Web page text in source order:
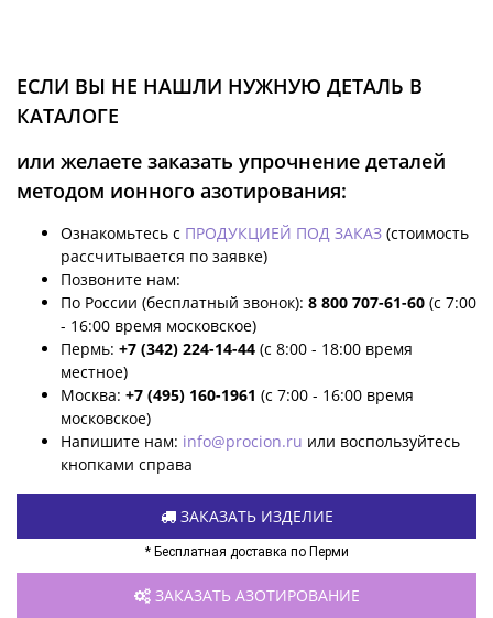
ЕСЛИ ВЫ НЕ НАШЛИ НУЖНУЮ ДЕТАЛЬ В
КАТАЛОГЕ
или желаете заказать упрочнение деталей
методом ионного азотирования:
Ознакомьтесь с ПРОДУКЦИЕЙ ПОД ЗАКАЗ (стоимость
рассчитывается по заявке)
Позвоните нам:
По России (бесплатный звонок): 8 800 707-61-60 (с 7:00
- 16:00 время московское)
Пермь: +7 (342) 224-14-44 (с 8:00 - 18:00 время
местное)
Москва: +7 (495) 160-1961 (с 7:00 - 16:00 время
московское)
Напишите нам: info@procion.ru или воспользуйтесь
кнопками справа
ЗАКАЗАТЬ ИЗДЕЛИЕ
* Бесплатная доставка по Перми
ЗАКАЗАТЬ АЗОТИРОВАНИЕ